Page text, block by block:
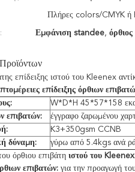
Πλήρες colors/CMYK ή
Εμφάνιση standee, όρθιος
επίδειξης ιστού του Kleenex
επίδειξης όρθιων
W*D*H 45*57*158
επιβατών:
έγγραφο ζαρωμένου
K3+350gsm CCNB
δύναμη:
γύρω από 5.4kgs ανά
όρθιου επιβάτη ιστού του Kleenex
επιβατών: για την προαγωγή